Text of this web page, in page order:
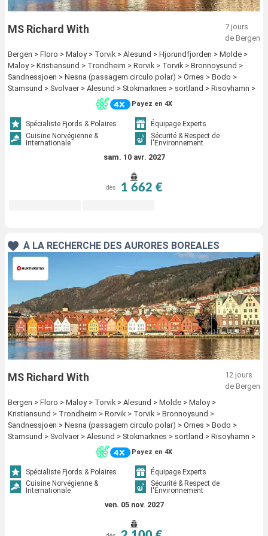
MS Richard With
7 jours
de Bergen
Bergen > Floro > Maloy > Torvik > Alesund > Hjorundfjorden > Molde >
Maloy > Kristiansund > Trondheim > Rorvik > Torvik > Bronnoysund >
Sandnessjoen > Nesna (passagem circulo polar) > Ornes > Bodo >
Stamsund > Svolvaer > Alesund > Stokmarknes > sortland > Risoyhamn >
Harstad > Finnsnes > Tromso > Skjervoy > Hjorundfjorden > Oksfjord >
Hammerfest > Havoysund > Honningsvag > Kjollefjord > Mehamn >
Berlevag > Alesund > Batsfjord > Vardo > Vadso > Kirkenes > Molde >
Kristiansund > Trondheim > Rorvik > Bronnoysund > Sandnessjoen >
Nesna (passagem circulo polar) > Ornes > Bodo > Stamsund > Svolvaer >
Stokmarknes > sortland > Risoyhamn > Harstad > Finnsnes > Tromso >
Kjollefjord > Mehamn > Berlevag > Batsfjord > Vardo > Vadso > Kirkenes
Payez en 4X
Spécialiste Fjords & Polaires
Équipage Experts
Cuisine Norvégienne &
Internationale
Sécurité & Respect de
l'Environnement
sam. 10 avr. 2027
dès 1 662 €
À LA RECHERCHE DES AURORES BORÉALES
MS Richard With
12 jours
de Bergen
Bergen > Floro > Maloy > Torvik > Alesund > Molde > Maloy >
Kristiansund > Trondheim > Rorvik > Torvik > Bronnoysund >
Sandnessjoen > Nesna (passagem circulo polar) > Ornes > Bodo >
Stamsund > Svolvaer > Alesund > Stokmarknes > sortland > Risoyhamn >
Harstad > Finnsnes > Tromso > Skjervoy > Molde > Oksfjord >
Hammerfest > Havoysund > Honningsvag > Kjollefjord > Mehamn >
Berlevag > Kristiansund > Batsfjord > Vardo > Vadso > Kirkenes >
Berlevag > Mehamn > Kjollefjord > Honningsvag > Havoysund >
Hammerfest > Oksfjord > Skjervoy > Tromso > Trondheim > Mehamn >
Kjollefjord > Honningsvag > Havoysund > Hammerfest > Oksfjord >
Stokmarknes > Svolvaer > Stamsund > Finnsnes > Harstad > Risoyhamn >
Payez en 4X
Spécialiste Fjords & Polaires
Équipage Experts
Cuisine Norvégienne &
Internationale
Sécurité & Respect de
l'Environnement
ven. 05 nov. 2027